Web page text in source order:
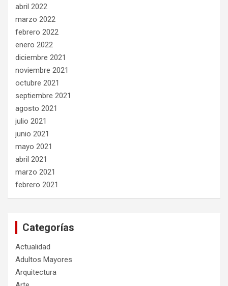
abril 2022
marzo 2022
febrero 2022
enero 2022
diciembre 2021
noviembre 2021
octubre 2021
septiembre 2021
agosto 2021
julio 2021
junio 2021
mayo 2021
abril 2021
marzo 2021
febrero 2021
Categorías
Actualidad
Adultos Mayores
Arquitectura